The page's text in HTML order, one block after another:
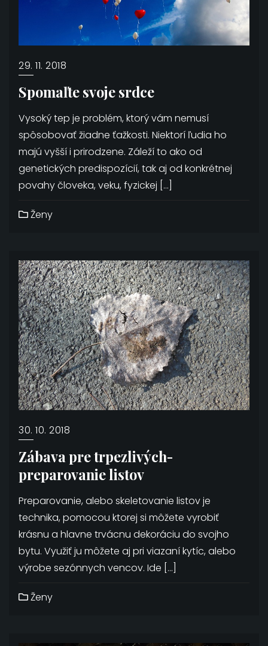
29. 11. 2018
Spomaľte svoje srdce
Vysoký tep je problém, ktorý vám nemusí
spôsobovať žiadne ťažkosti. Niektorí ľudia ho
majú vyšší i prirodzene. Záleží to ako od
genetických predispozícií, tak aj od konkrétnej
povahy človeka, veku, fyzickej […]
Ženy
30. 10. 2018
Zábava pre trpezlivých-
preparovanie listov
Preparovanie, alebo skeletovanie listov je
technika, pomocou ktorej si môžete vyrobiť
krásnu a hlavne trvácnu dekoráciu do svojho
bytu. Využiť ju môžete aj pri viazaní kytíc, alebo
výrobe sezónnych vencov. Ide […]
Ženy